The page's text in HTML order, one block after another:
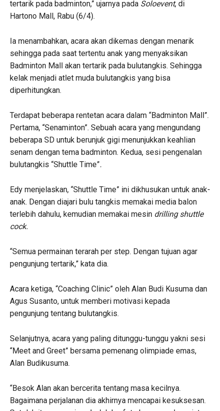
tertarik pada badminton,” ujarnya pada Soloevent, di
Hartono Mall, Rabu (6/4).
Ia menambahkan, acara akan dikemas dengan menarik
sehingga pada saat tertentu anak yang menyaksikan
Badminton Mall akan tertarik pada bulutangkis. Sehingga
kelak menjadi atlet muda bulutangkis yang bisa
diperhitungkan.
Terdapat beberapa rentetan acara dalam “Badminton Mall”.
Pertama, “Senaminton”. Sebuah acara yang mengundang
beberapa SD untuk berunjuk gigi menunjukkan keahlian
senam dengan tema badminton. Kedua, sesi pengenalan
bulutangkis “Shuttle Time”.
Edy menjelaskan, “Shuttle Time” ini dikhusukan untuk anak-
anak. Dengan diajari bulu tangkis memakai media balon
terlebih dahulu, kemudian memakai mesin drilling shuttle
cock.
“Semua permainan terarah per step. Dengan tujuan agar
pengunjung tertarik,” kata dia.
Acara ketiga, “Coaching Clinic” oleh Alan Budi Kusuma dan
Agus Susanto, untuk memberi motivasi kepada
pengunjung tentang bulutangkis.
Selanjutnya, acara yang paling ditunggu-tunggu yakni sesi
“Meet and Greet” bersama pemenang olimpiade emas,
Alan Budikusuma.
“Besok Alan akan bercerita tentang masa kecilnya.
Bagaimana perjalanan dia akhirnya mencapai kesuksesan.